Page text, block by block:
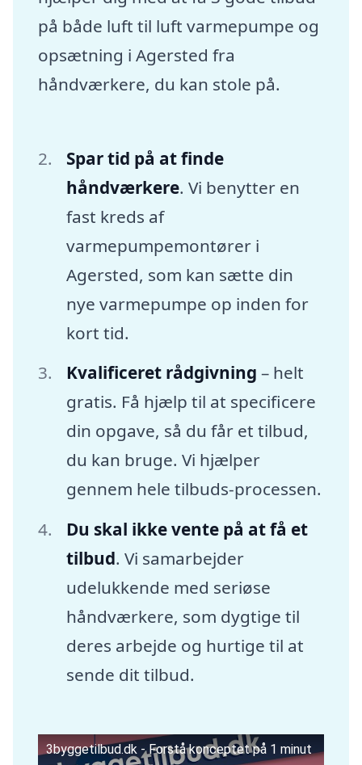
på både luft til luft varmepumpe og
opsætning i Agersted fra
håndværkere, du kan stole på.
Spar tid på at finde
håndværkere. Vi benytter en
fast kreds af
varmepumpemontører i
Agersted, som kan sætte din
nye varmepumpe op inden for
kort tid.
Kvalificeret rådgivning – helt
gratis. Få hjælp til at specificere
din opgave, så du får et tilbud,
du kan bruge. Vi hjælper
gennem hele tilbuds-processen.
Du skal ikke vente på at få et
tilbud. Vi samarbejder
udelukkende med seriøse
håndværkere, som dygtige til
deres arbejde og hurtige til at
sende dit tilbud.
3byggetilbud.dk - Forstå konceptet på 1 minut